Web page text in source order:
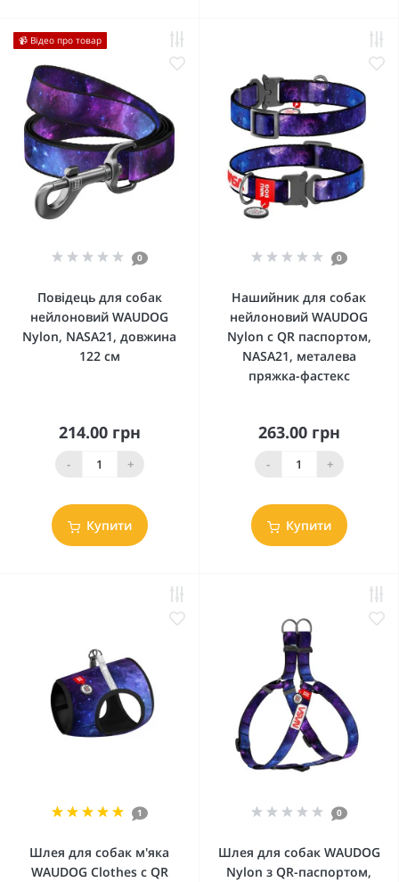
📹 Відео про товар
0
Повідець для собак
нейлоновий WAUDOG
Nylon, NASA21, довжина
122 см
214.00 грн
- +
Купити
0
Нашийник для собак
нейлоновий WAUDOG
Nylon c QR паспортом,
NASA21, металева
пряжка-фастекс
263.00 грн
- +
Купити
1
Шлея для собак м'яка
WAUDOG Clothes c QR
0
Шлея для собак WAUDOG
Nylon з QR-паспортом,